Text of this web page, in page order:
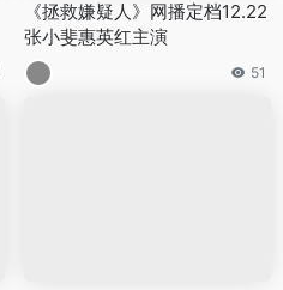
《拯救嫌疑人》网播定档12.22
张小斐惠英红主演
51